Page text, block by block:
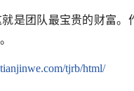
是团队最宝贵的财富
tjrb/html/